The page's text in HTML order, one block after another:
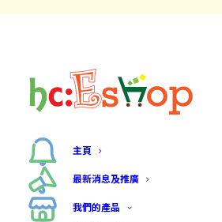
主頁
最新消息及推廣
我們的產品